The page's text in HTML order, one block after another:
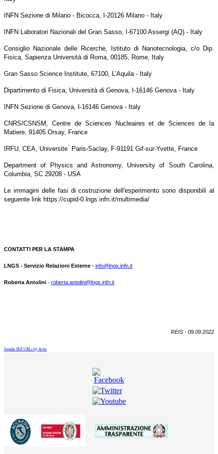
INFN Sezione di Milano - Bicocca, I-20126 Milano - Italy
INFN Laboratori Nazionali del Gran Sasso, I-67100 Assergi (AQ) - Italy
Consiglio Nazionale delle Ricerche, Istituto di Nanotecnologia, c/o Dip.
Fisica, Sapienza Università di Roma, 00185, Rome, Italy
Gran Sasso Science Institute, 67100, L’Aquila - Italy
Dipartimento di Fisica, Università di Genova, I-16146 Genova - Italy
INFN Sezione di Genova, I-16146 Genova - Italy
CNRS/CSNSM, Centre de Sciences Nucleaires et de Sciences de la
Matiere, 91405 Orsay, France
IRFU, CEA, Universite ́ Paris-Saclay, F-91191 Gif-sur-Yvette, France
Department of Physics and Astronomy, University of South Carolina,
Columbia, SC 29208 - USA
Le immagini delle fasi di costruzione dell'esperimento sono disponibili al
seguente link https://cupid-0.lngs.infn.it/multimedia/
CONTATTI PER LA STAMPA
LNGS - Servizio Relazioni Esterne - info@lngs.infn.it
Roberta Antolini - roberta.antolini@lngs.infn.it
REIS - 09.09.2022
Joomla SEF URLs by Artio